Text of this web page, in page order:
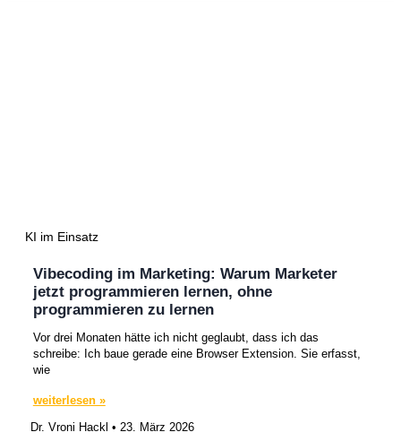
KI im Einsatz
Vibecoding im Marketing: Warum Marketer
jetzt programmieren lernen, ohne
programmieren zu lernen
Vor drei Monaten hätte ich nicht geglaubt, dass ich das
schreibe: Ich baue gerade eine Browser Extension. Sie erfasst,
wie
weiterlesen »
Dr. Vroni Hackl
23. März 2026